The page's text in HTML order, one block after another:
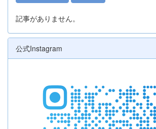
記事がありません。
公式Instagram